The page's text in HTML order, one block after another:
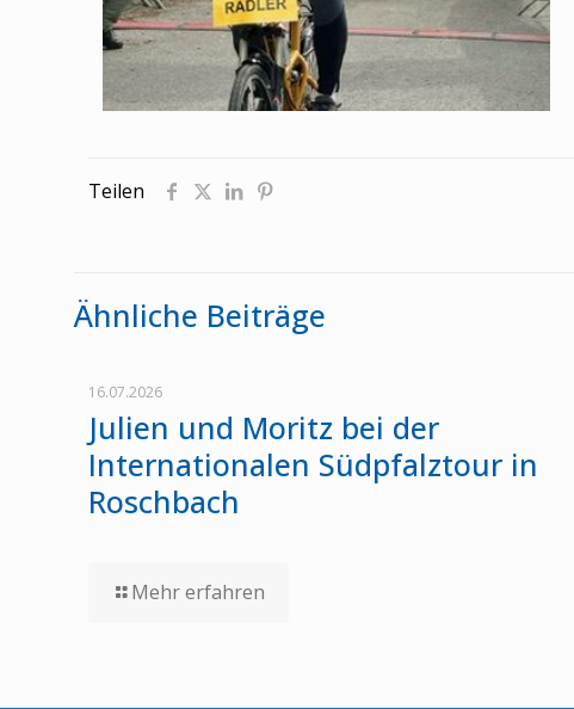
Teilen
Ähnliche Beiträge
16.07.2026
Julien und Moritz bei der
Internationalen Südpfalztour in
Roschbach
Mehr erfahren